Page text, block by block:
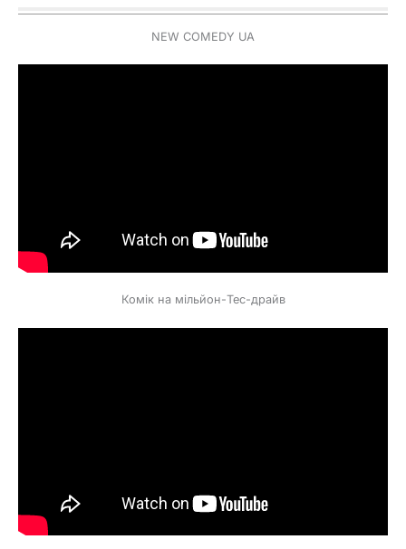
NEW COMEDY UA
Комік на мільйон-Тес-драйв